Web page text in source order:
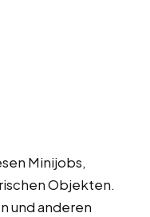
Minijobs,
Objekten.
und anderen